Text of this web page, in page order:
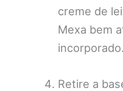
creme de
Mexa bem
incorporado.
Retire a